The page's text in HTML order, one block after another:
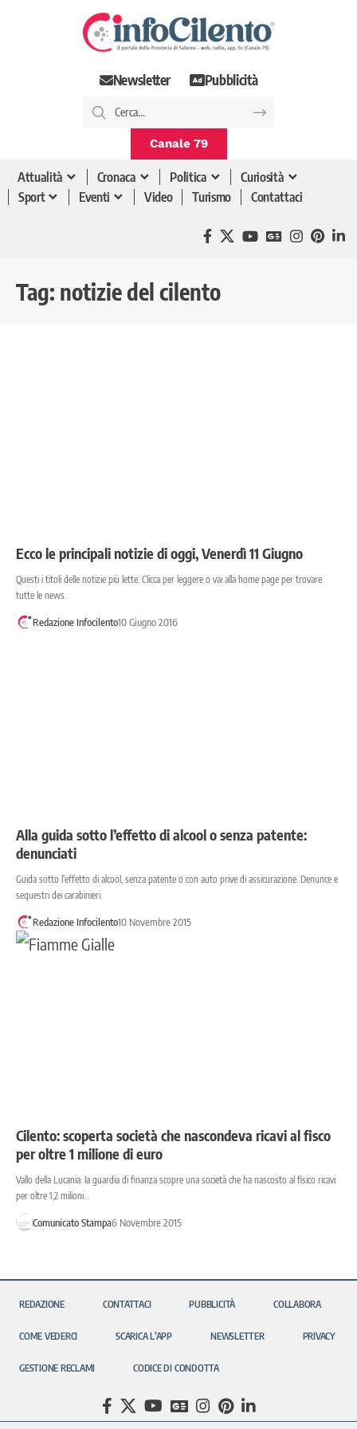
Newsletter Pubblicità
Canale 79
Attualità Cronaca Politica
Curiosità
Sport
Eventi Video Turismo Contattaci
Tag: notizie del cilento
Ecco le principali notizie di oggi, Venerdì 11 Giugno
Questi i titoli delle notizie più lette. Clicca per leggere o vai alla home page per trovare
tutte le news.
Redazione Infocilento10 Giugno 2016
Alla guida sotto l’effetto di alcool o senza patente:
denunciati
Guida sotto l'effetto di alcool, senza patente o con auto prive di assicurazione. Denunce e
sequestri dei carabinieri.
Redazione Infocilento10 Novembre 2015
Cilento: scoperta società che nascondeva ricavi al fisco
per oltre 1 milione di euro
Vallo della Lucania: la guardia di finanza scopre una società che ha nascosto al fisico ricavi
per oltre 1,2 milioni…
Comunicato Stampa6 Novembre 2015
REDAZIONE CONTATTACI PUBBLICITÀ COLLABORA
COME VEDERCI SCARICA L’APP NEWSLETTER PRIVACY
GESTIONE RECLAMI CODICE DI CONDOTTA